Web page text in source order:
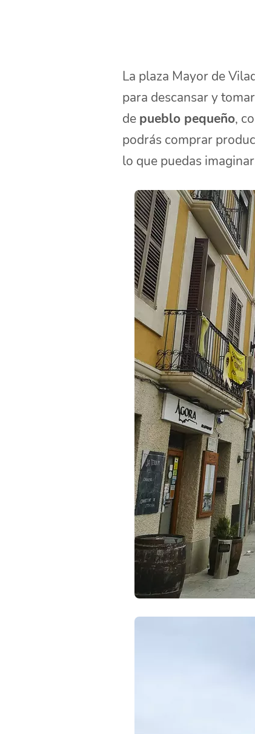
La plaza Mayor de
para descansar y
de pueblo pequeño,
podrás comprar
lo que puedas